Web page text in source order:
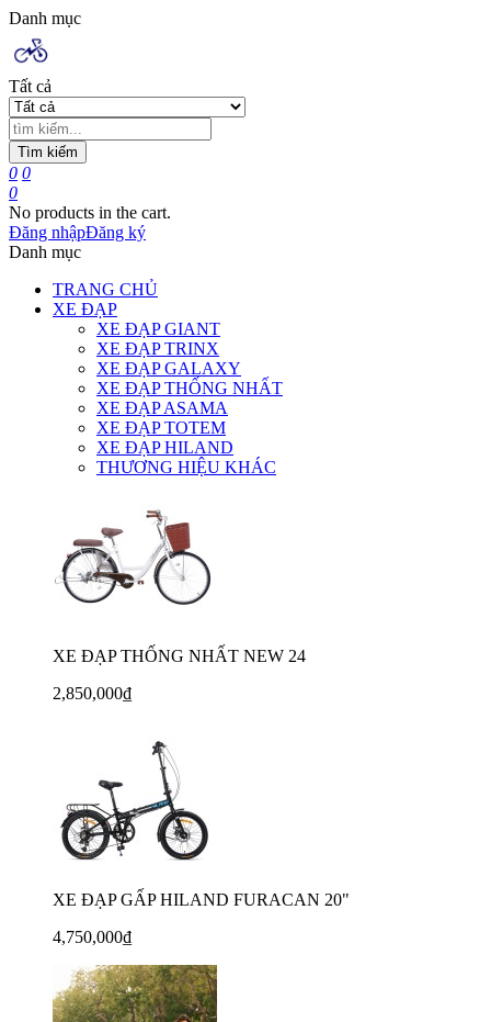
Danh mục
Tất cả
Tìm kiếm
0 0
0
No products in the cart.
Đăng nhậpĐăng ký
Danh mục
TRANG CHỦ
XE ĐẠP
XE ĐẠP GIANT
XE ĐẠP TRINX
XE ĐẠP GALAXY
XE ĐẠP THỐNG NHẤT
XE ĐẠP ASAMA
XE ĐẠP TOTEM
XE ĐẠP HILAND
THƯƠNG HIỆU KHÁC
XE ĐẠP THỐNG NHẤT NEW 24
2,850,000₫
XE ĐẠP GẤP HILAND FURACAN 20"
4,750,000₫